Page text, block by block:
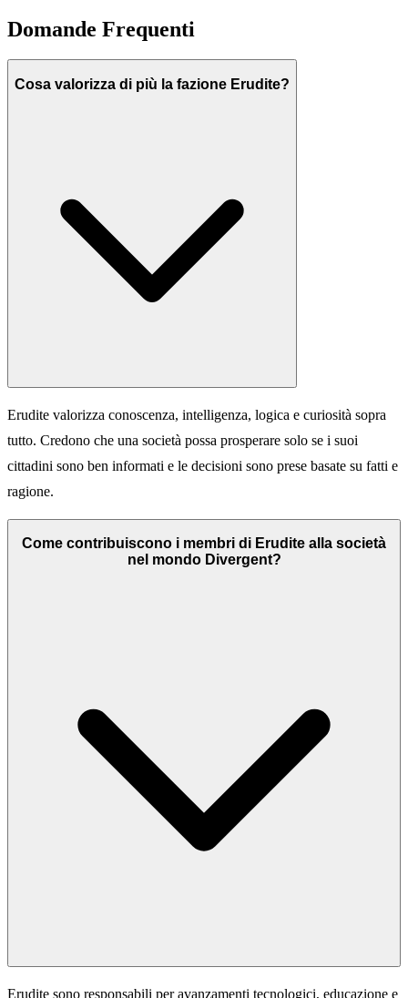
Domande Frequenti
Cosa valorizza di più la fazione Erudite?
Erudite valorizza conoscenza, intelligenza, logica e curiosità sopra
tutto. Credono che una società possa prosperare solo se i suoi
cittadini sono ben informati e le decisioni sono prese basate su fatti e
ragione.
Come contribuiscono i membri di Erudite alla società
nel mondo Divergent?
Erudite sono responsabili per avanzamenti tecnologici, educazione e